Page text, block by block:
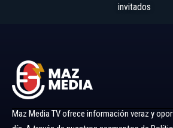
invitados
Maz Media TV ofrece información veraz y